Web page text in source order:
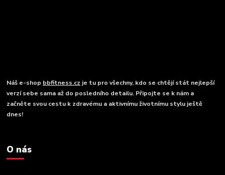
Náš e-shop bbfitness.cz je tu pro všechny, kdo se chtějí stát nejlepší
verzí sebe sama až do posledního detailu. Připojte se k nám a
začněte svou cestu k zdravému a aktivnímu životnímu stylu ještě
dnes!
O nás